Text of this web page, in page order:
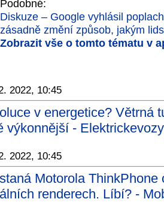
Podobné:
Diskuze – Google vyhlásil
zásadně změní způsob, jakým
Zobrazit vše o tomto tématu v
2022, 10:45
v energetice? Větrná
výkonnější -
2022, 10:45
Motorola
renderech. Líbí? -